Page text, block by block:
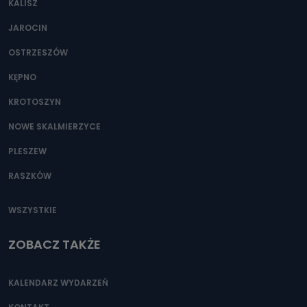
Można to zrobić pod numerem telefonu 62 735-51-05 lub
KALISZ
JAROCIN
OSTRZESZÓW
KĘPNO
KROTOSZYN
NOWE SKALMIERZYCE
PLESZEW
RASZKÓW
WSZYSTKIE
ZOBACZ TAKŻE
KALENDARZ WYDARZEŃ